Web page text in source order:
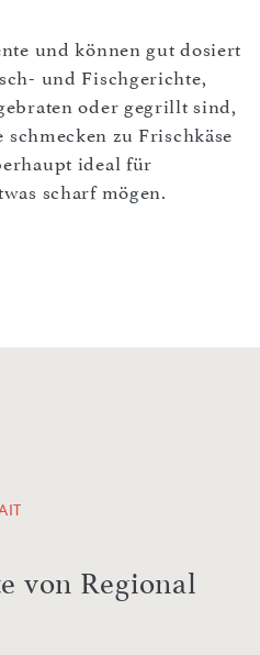
und können gut dosiert
und Fischgerichte,
oder gegrillt sind,
schmecken zu Frischkäse
ideal für
scharf mögen.
von Regional